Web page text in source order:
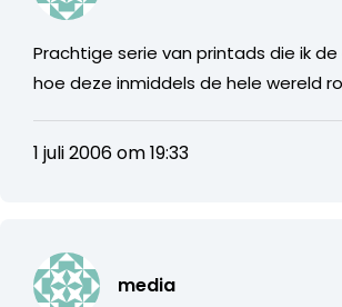
Prachtige serie van printads die ik
hoe deze inmiddels de hele wereld
1 juli 2006 om 19:33
media